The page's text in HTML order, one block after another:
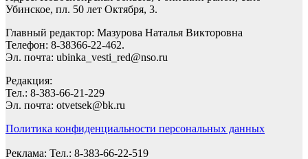
Убинское, пл. 50 лет Октября, 3.
Главный редактор: Мазурова Наталья Викторовна
Телефон: 8-38366-22-462.
Эл. почта: ubinka_vesti_red@nso.ru
Редакция:
Тел.: 8-383-66-21-229
Эл. почта: otvetsek@bk.ru
Политика конфиденциальности персональных данных
Реклама: Тел.: 8-383-66-22-519